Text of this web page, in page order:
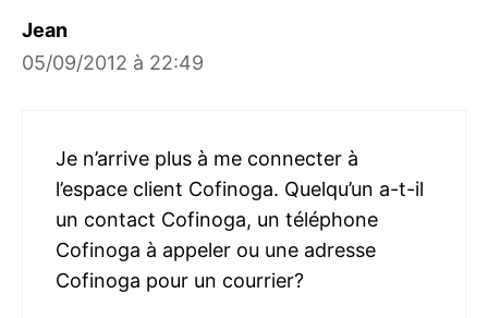
Jean
05/09/2012 à 22:49
Je n’arrive plus à me connecter à
l’espace client Cofinoga. Quelqu’un a-t-il
un contact Cofinoga, un téléphone
Cofinoga à appeler ou une adresse
Cofinoga pour un courrier?